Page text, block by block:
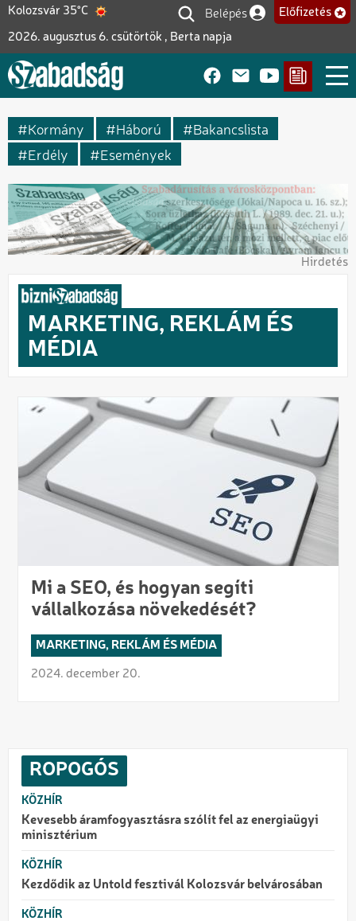
Ugrás
tartalomra
Kolozsvár 35°C
2026. augusztus 6. csütörtök , Berta napja
Felhasználói fiók
Belépés Előfizetés
Kormány Háború
Bakancslista
Erdély
Események
Hirdetés
MARKETING, REKLÁM ÉS
MÉDIA
Mi a SEO, és hogyan segíti
vállalkozása növekedését?
MARKETING, REKLÁM ÉS MÉDIA
2024. december 20.
ROPOGÓS
KÖZHÍR
Kevesebb áramfogyasztásra szólít fel az energiaügyi
minisztérium
KÖZHÍR
Kezdődik az Untold fesztivál Kolozsvár belvárosában
KÖZHÍR